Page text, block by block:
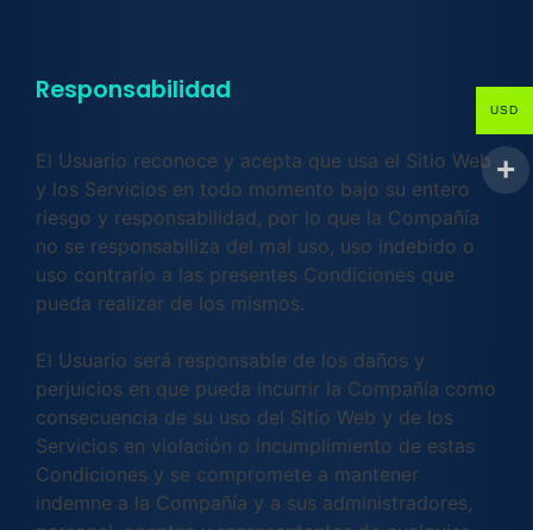
Responsabilidad
El Usuario reconoce y acepta que usa el Sitio Web
y los Servicios en todo momento bajo su entero
riesgo y responsabilidad, por lo que la Compañía
no se responsabiliza del mal uso, uso indebido o
uso contrario a las presentes Condiciones que
pueda realizar de los mismos.
El Usuario será responsable de los daños y
perjuicios en que pueda incurrir la Compañía como
consecuencia de su uso del Sitio Web y de los
Servicios en violación o incumplimiento de estas
Condiciones y se compromete a mantener
indemne a la Compañía y a sus administradores,
USD